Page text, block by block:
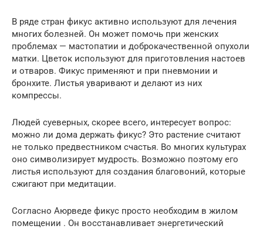
В ряде стран фикус активно используют для лечения
многих болезней. Он может помочь при женских
проблемах — мастопатии и доброкачественной опухоли
матки. Цветок используют для приготовления настоев
и отваров. Фикус применяют и при пневмонии и
бронхите. Листья уваривают и делают из них
компрессы.
Людей суеверных, скорее всего, интересует вопрос:
можно ли дома держать фикус? Это растение считают
не только предвестником счастья. Во многих культурах
оно символизирует мудрость. Возможно поэтому его
листья используют для создания благовоний, которые
сжигают при медитации.
Согласно Аюрведе фикус просто необходим в жилом
помещении . Он восстанавливает энергетический